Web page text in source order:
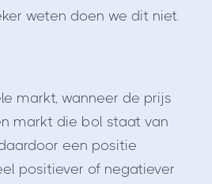
weten doen we dit niet.
markt, wanneer de prijs
markt die bol staat van
een positie
positiever of negatiever